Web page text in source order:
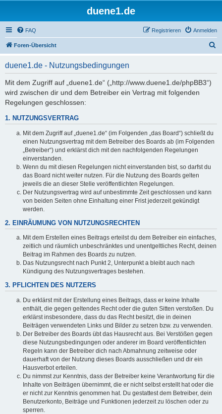
duene1.de
FAQ Anmelden
Registrieren
Foren-Übersicht
duene1.de - Nutzungsbedingungen
Mit dem Zugriff auf „duene1.de“ („http://www.duene1.de/phpBB3“)
wird zwischen dir und dem Betreiber ein Vertrag mit folgenden
Regelungen geschlossen:
1. NUTZUNGSVERTRAG
Mit dem Zugriff auf „duene1.de“ (im Folgenden „das Board“) schließt du
einen Nutzungsvertrag mit dem Betreiber des Boards ab (im Folgenden
„Betreiber“) und erklärst dich mit den nachfolgenden Regelungen
einverstanden.
Wenn du mit diesen Regelungen nicht einverstanden bist, so darfst du
das Board nicht weiter nutzen. Für die Nutzung des Boards gelten
jeweils die an dieser Stelle veröffentlichten Regelungen.
Der Nutzungsvertrag wird auf unbestimmte Zeit geschlossen und kann
von beiden Seiten ohne Einhaltung einer Frist jederzeit gekündigt
werden.
2. EINRÄUMUNG VON NUTZUNGSRECHTEN
Mit dem Erstellen eines Beitrags erteilst du dem Betreiber ein einfaches,
zeitlich und räumlich unbeschränktes und unentgeltliches Recht, deinen
Beitrag im Rahmen des Boards zu nutzen.
Das Nutzungsrecht nach Punkt 2, Unterpunkt a bleibt auch nach
Kündigung des Nutzungsvertrages bestehen.
3. PFLICHTEN DES NUTZERS
Du erklärst mit der Erstellung eines Beitrags, dass er keine Inhalte
enthält, die gegen geltendes Recht oder die guten Sitten verstoßen. Du
erklärst insbesondere, dass du das Recht besitzt, die in deinen
Beiträgen verwendeten Links und Bilder zu setzen bzw. zu verwenden.
Der Betreiber des Boards übt das Hausrecht aus. Bei Verstößen gegen
diese Nutzungsbedingungen oder anderer im Board veröffentlichten
Regeln kann der Betreiber dich nach Abmahnung zeitweise oder
dauerhaft von der Nutzung dieses Boards ausschließen und dir ein
Hausverbot erteilen.
Du nimmst zur Kenntnis, dass der Betreiber keine Verantwortung für die
Inhalte von Beiträgen übernimmt, die er nicht selbst erstellt hat oder die
er nicht zur Kenntnis genommen hat. Du gestattest dem Betreiber, dein
Benutzerkonto, Beiträge und Funktionen jederzeit zu löschen oder zu
sperren.